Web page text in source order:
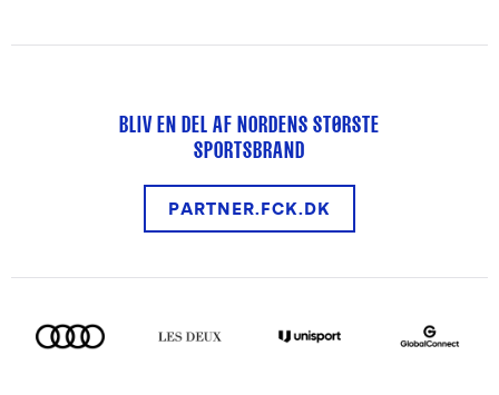
BLIV EN DEL AF NORDENS STØRSTE
SPORTSBRAND
PARTNER.FCK.DK